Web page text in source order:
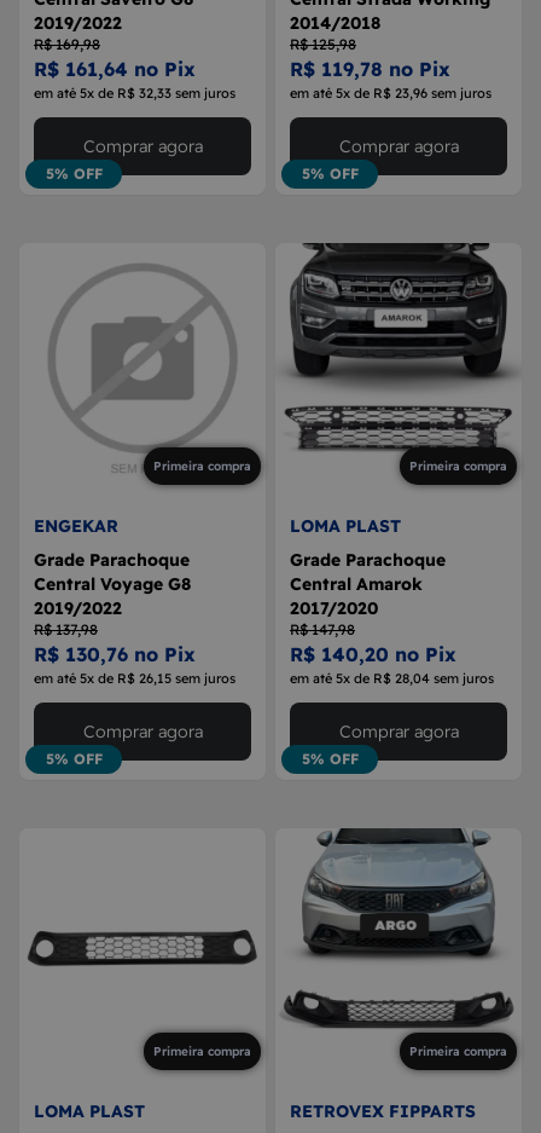
2019/2022
R$ 169,98
R$ 161,64 no Pix
em até 5x de R$ 32,33 sem juros
5% OFF
Comprar agora
2014/2018
R$ 125,98
R$ 119,78 no Pix
em até 5x de R$ 23,96 sem juros
5% OFF
Comprar agora
Primeira compra
ENGEKAR
Grade Parachoque
Central Voyage G8
2019/2022
R$ 137,98
R$ 130,76 no Pix
em até 5x de R$ 26,15 sem juros
5% OFF
Comprar agora
Primeira compra
LOMA PLAST
Grade Parachoque
Central Amarok
2017/2020
R$ 147,98
R$ 140,20 no Pix
em até 5x de R$ 28,04 sem juros
5% OFF
Comprar agora
Primeira compra
LOMA PLAST
Primeira compra
RETROVEX FIPPARTS